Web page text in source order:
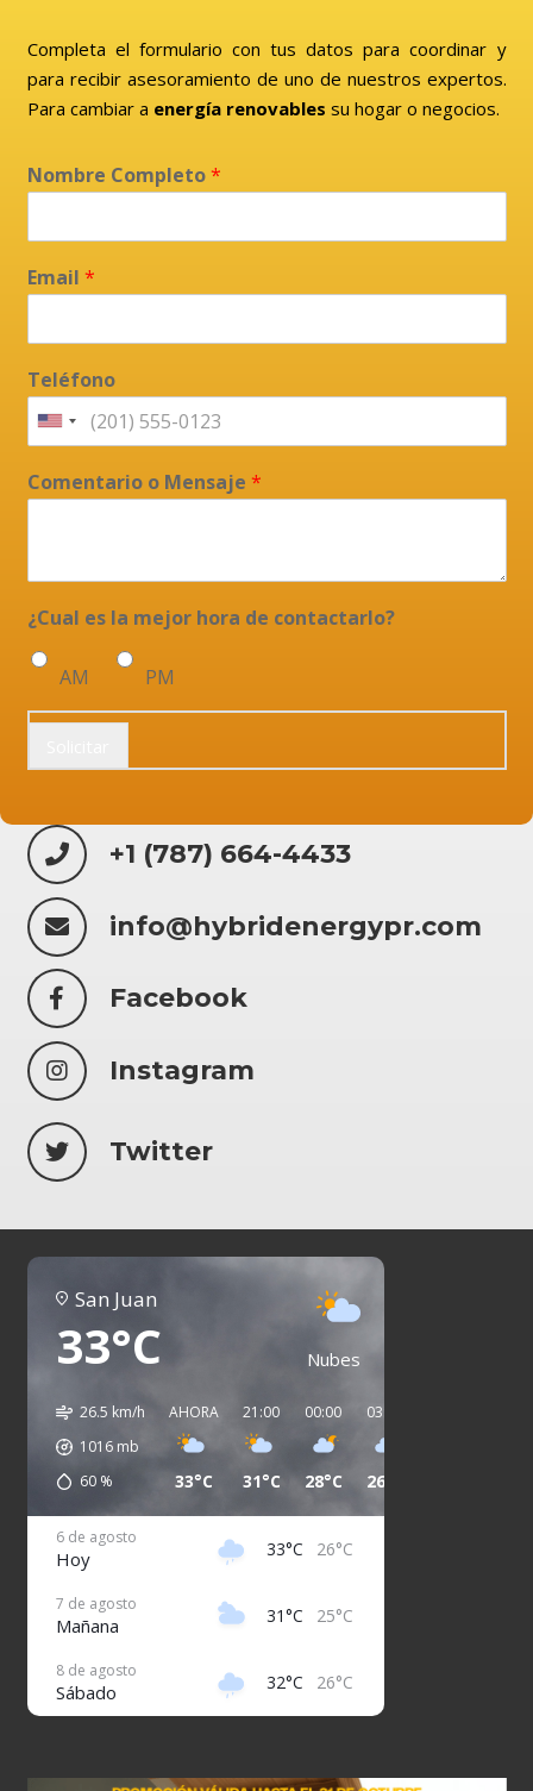
Completa el formulario con tus datos para coordinar y
para recibir asesoramiento de uno de nuestros expertos.
Para cambiar a energía renovables su hogar o negocios.
Nombre Completo*
Email *
Teléfono
Comentario o Mensaje *
¿Cual es la mejor hora de contactarlo?
AM PM
+1 (787) 664-4433
info@hybridenergypr.com
Facebook
Instagram
Twitter
San Juan
33°C Nubes
26.5 km/h
1016mb
60%
AHORA
33°C
21:00
31°C
00:00
28°C
03:00
26°C
6 de agosto
Hoy 33°C 26°C
7 de agosto
Mañana 31°C 25°C
8 de agosto
Sábado 32°C 26°C